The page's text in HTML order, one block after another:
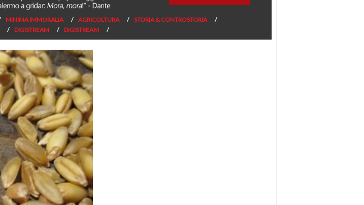
MINIMA IMMORALIA AGRICOLTURA
STORIA & CONTROSTORIA
DIGISTREAM DIGISTREAM